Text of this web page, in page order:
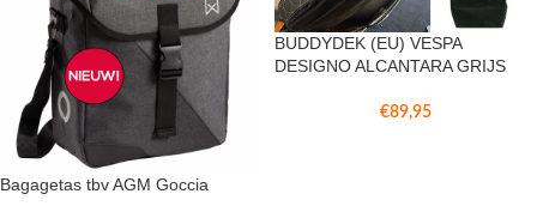
Bagagetas tbv AGM Goccia
BUDDYDEK (EU) VESPA
DESIGNO ALCANTARA GRIJS
€89,95